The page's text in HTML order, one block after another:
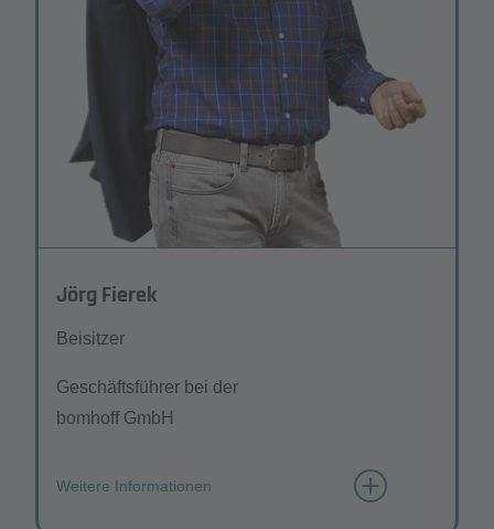
Jörg Fierek
Beisitzer
Geschäftsführer bei der
bomhoff GmbH
Weitere Informationen